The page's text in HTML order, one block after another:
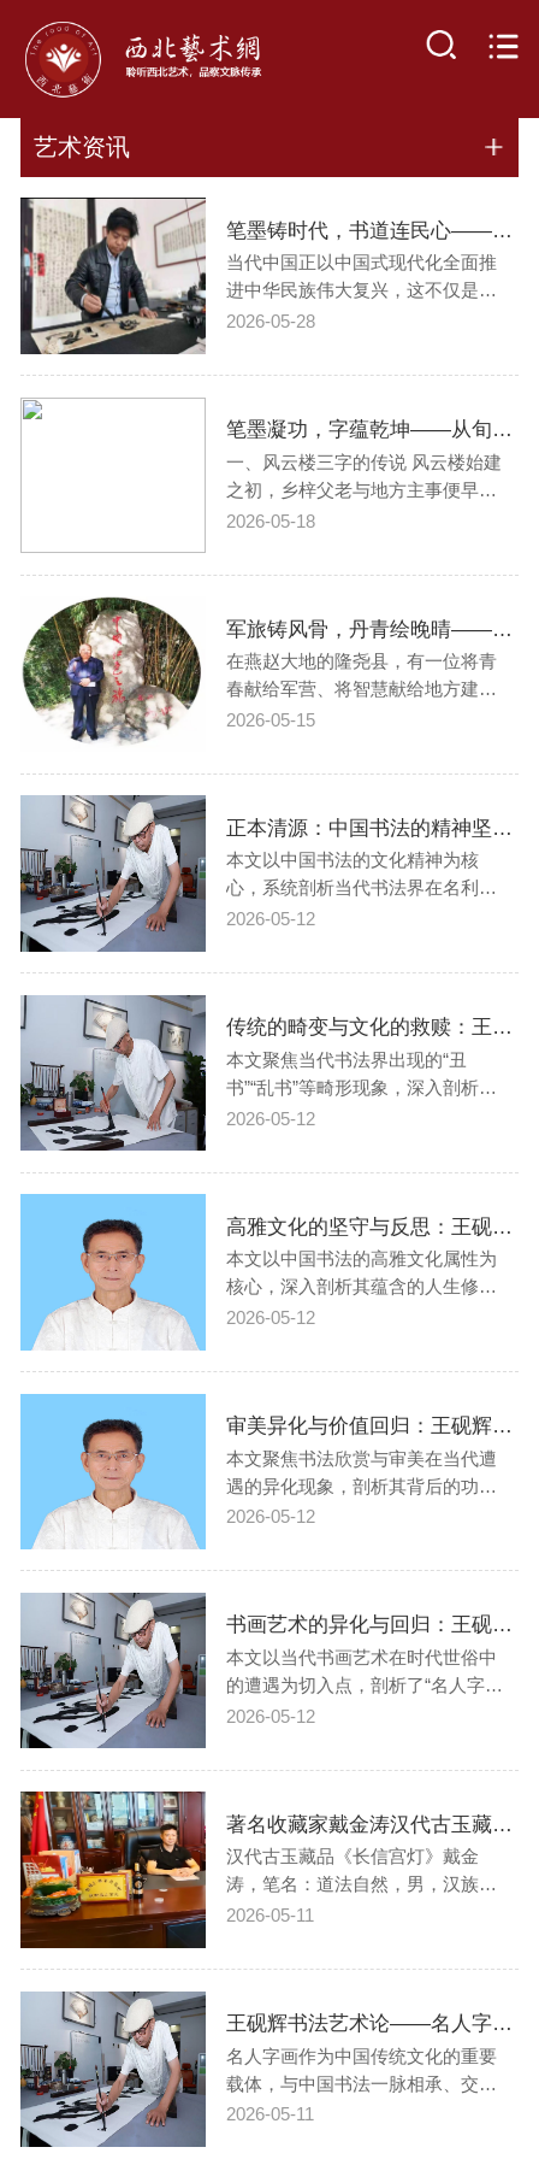
艺术资讯
笔墨铸时代，书道连民心——曹永涛书法艺术的时代价值与文化担当
当代中国正以中国式现代化全面推
进中华民族伟大复兴，这不仅是物
质文明的跃升，更是精神文明的重
这一宏阔的历史进程中，艺术肩负
构建人类命运共同体的崇高使命。
习近平总书记指出，要推动中华优
秀传统文化“…
2026-05-28
笔墨凝功，字蕴乾坤——从旬邑风云楼传说论书法功力的精神与实用价值
一、风云楼三字的传说 风云楼始建
之初，乡梓父老与地方主事便早已
心有所属，笃定楼成之日，必延请
匾额三字。楼阁破土营建，历时三
落笔题写风云楼三字，亦潜心酝
酿、朝夕锤炼，整整耗费了三年光
阴。 相传当年…
2026-05-18
军旅铸风骨，丹青绘晚晴——宋雪贵的艺术人生
在燕赵大地的隆尧县，有一位将青
春献给军营、将智慧献给地方建
设、将热爱倾注于笔墨丹青的老人
他所钟爱的书画艺术，既有军旅生
稳厚重，更有晚年艺术追求的洒脱
飘逸。军旅岁月：光影与画笔交织
的青春1950年出…
2026-05-15
正本清源：中国书法的精神坚守与当代突围——书法家王砚辉
本文以中国书法的文化精神为核
心，系统剖析当代书法界在名利驱
动下的异化现象，从审美标准崩
等维度揭示其深层危害。通过回归
美育人”的本质，文章提出重建健康
书法生态的路径，呼吁坚守匠人精
神、强化文化…
2026-05-12
传统的畸变与文化的救赎：王砚辉论当代书法创新的迷途与回归
本文聚焦当代书法界出现的“丑
书”“乱书”等畸形现象，深入剖析其
背后的功利驱动与行业失范根源，
重破坏。文章呼吁回归以汉字为根
态，以实现传统文化的真正弘扬与
创新发展。关键词：书法创新；文
化畸变；汉…
2026-05-12
高雅文化的坚守与反思：王砚辉论中国书法的精神内核与当代使命
本文以中国书法的高雅文化属性为
核心，深入剖析其蕴含的人生修
养、道德品质与美学价值，揭示当
讨书法艺术传承与发展的现实路
统，强化行业责任担当，以推动中
国书法在新时代焕发新的生机。关
键词：中国书法；高…
2026-05-12
审美异化与价值回归：王砚辉论书法欣赏的本质与当代困境
本文聚焦书法欣赏与审美在当代遭
遇的异化现象，剖析其背后的功利
化驱动与权力操控逻辑，揭示“匠
以汉字美学为核心的审美标准，重
欣赏；审美异化；匠人精神；价值
回归引言书法欣赏与审美作为高雅
文化的重…
2026-05-12
书画艺术的异化与回归：王砚辉论时代世俗下的名利困局与文化坚守
本文以当代书画艺术在时代世俗中
的遭遇为切入点，剖析了“名人字
画”在名利驱动下的异化现象，揭示
深层危害。通过对比历史案例与现
法为美、以艺载道”的核心传统，重
建以艺术价值为导向的审美体系与
文化生…
2026-05-12
著名收藏家戴金涛汉代古玉藏品《长信宫灯》被中国国家博物馆收藏
汉代古玉藏品《长信宫灯》戴金
涛，笔名：道法自然，男，汉族，
1967年3月11日出生于江西南昌八一
藏，在大昌村启蒙学习，在八一乡
学三年。后在重庆商业部门任总经
理。1995年认识了重庆大收藏家余
老师！在他的影…
2026-05-11
王砚辉书法艺术论——名人字画与中国书法的交融共生及文化价值探析
名人字画作为中国传统文化的重要
载体，与中国书法一脉相承、交融
共生。书法是字画的核心根基，为
2026-05-11